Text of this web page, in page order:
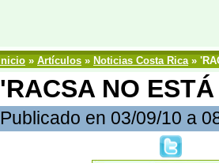
Inicio » Artículos » Noticias Costa Rica»
'RACSA NO
Publicado en 03/09/10 a